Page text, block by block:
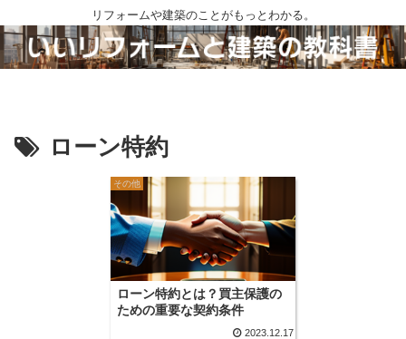
リフォームや建築のことがもっとわかる。
ローン特約
その他
ローン特約とは？買主保護の
ための重要な契約条件
2023.12.17